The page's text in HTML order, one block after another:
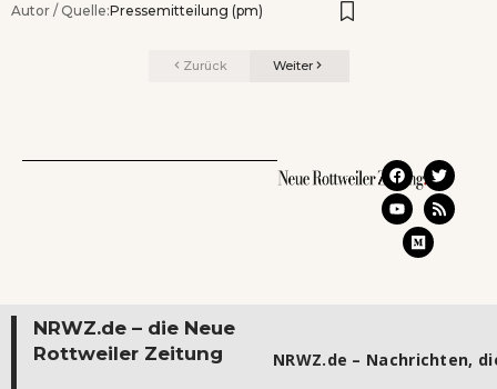
Autor / Quelle:Pressemitteilung (pm)
Zurück Weiter
NRWZ.de – die Neue
Rottweiler Zeitung
NRWZ.de – Nachrichten,